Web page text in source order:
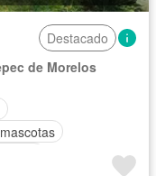
Destacado
de Morelos